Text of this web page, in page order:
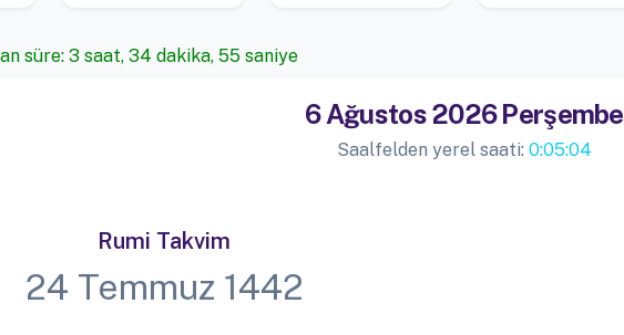
süre: 3 saat, 34 dakika, 54 saniye
6 Ağustos 2026 Perşembe
Saalfelden yerel saati:0:05:05
Rumi Takvim
24 Temmuz 1442